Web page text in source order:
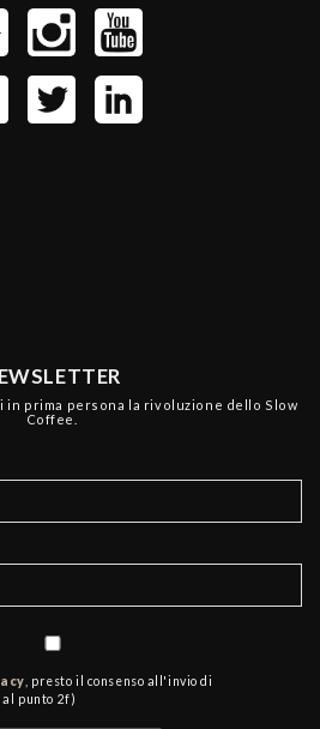
prima persona la rivoluzione dello Slow
Coffee.
, presto il consenso all'invio di
punto 2f)